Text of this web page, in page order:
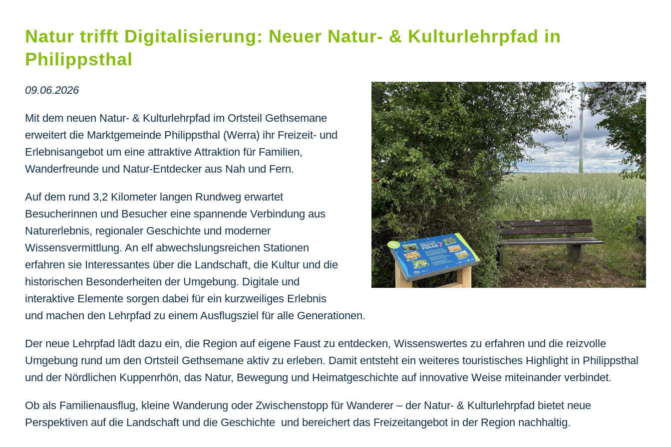
Natur trifft Digitalisierung: Neuer Natur- & Kulturlehrpfad in
Philippsthal
09.06.2026
Mit dem neuen Natur- & Kulturlehrpfad im Ortsteil Gethsemane
erweitert die Marktgemeinde Philippsthal (Werra) ihr Freizeit- und
Erlebnisangebot um eine attraktive Attraktion für Familien,
Wanderfreunde und Natur-Entdecker aus Nah und Fern.
Auf dem rund 3,2 Kilometer langen Rundweg erwartet
Besucherinnen und Besucher eine spannende Verbindung aus
Naturerlebnis, regionaler Geschichte und moderner
Wissensvermittlung. An elf abwechslungsreichen Stationen
erfahren sie Interessantes über die Landschaft, die Kultur und die
historischen Besonderheiten der Umgebung. Digitale und
interaktive Elemente sorgen dabei für ein kurzweiliges Erlebnis
und machen den Lehrpfad zu einem Ausflugsziel für alle Generationen.
Der neue Lehrpfad lädt dazu ein, die Region auf eigene Faust zu entdecken, Wissenswertes zu erfahren und die reizvolle
Umgebung rund um den Ortsteil Gethsemane aktiv zu erleben. Damit entsteht ein weiteres touristisches Highlight in Philippsthal
und der Nördlichen Kuppenrhön, das Natur, Bewegung und Heimatgeschichte auf innovative Weise miteinander verbindet.
Ob als Familienausflug, kleine Wanderung oder Zwischenstopp für Wanderer – der Natur- & Kulturlehrpfad bietet neue
Perspektiven auf die Landschaft und die Geschichte und bereichert das Freizeitangebot in der Region nachhaltig.